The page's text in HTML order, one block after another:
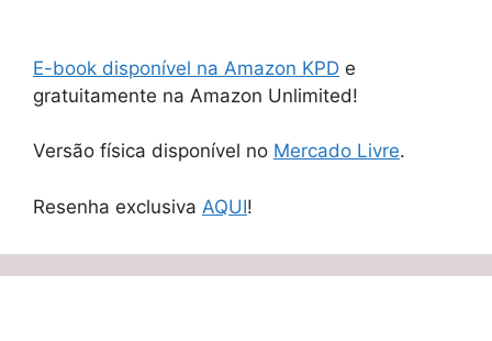
E-book disponível na Amazon KPD e
gratuitamente na Amazon Unlimited!
Versão física disponível no Mercado Livre.
Resenha exclusiva AQUI!